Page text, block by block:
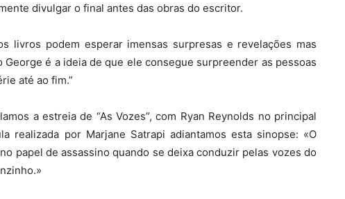
divulgar o final antes das obras do escritor.
livros podem esperar imensas surpresas e revelações mas
George é a ideia de que ele consegue surpreender as pessoas
até ao fim.”
a estreia de “As Vozes”, com Ryan Reynolds no principal
realizada por Marjane Satrapi adiantamos esta sinopse: «O
papel de assassino quando se deixa conduzir pelas vozes do